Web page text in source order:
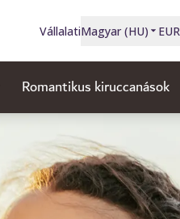
VállalatiMagyar(HU) EUR
Romantikus kiruccanások